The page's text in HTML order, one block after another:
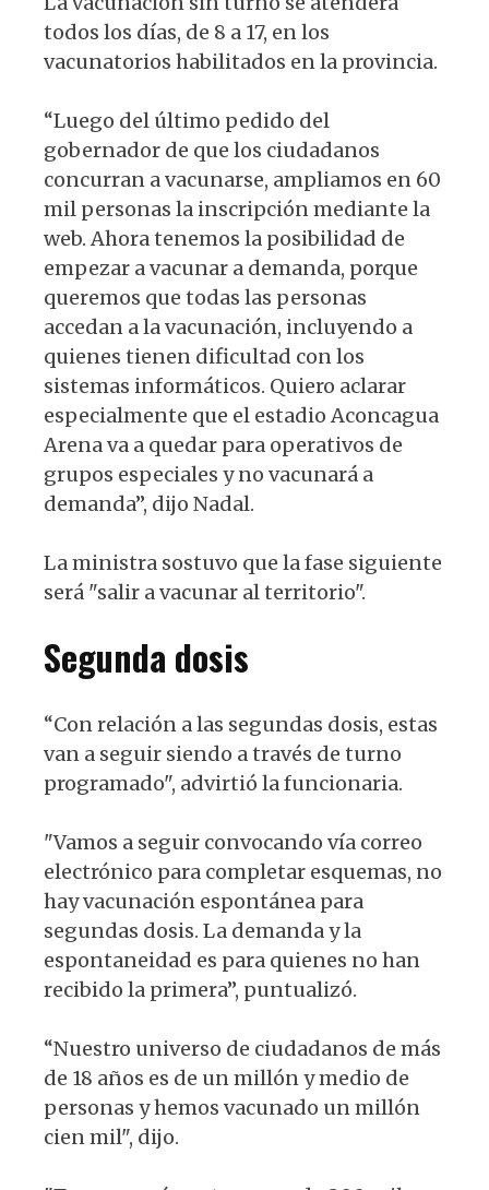
todos los días, de 8 a 17, en los
vacunatorios habilitados en la provincia.
“Luego del último pedido del
gobernador de que los ciudadanos
concurran a vacunarse, ampliamos en 60
mil personas la inscripción mediante la
web. Ahora tenemos la posibilidad de
empezar a vacunar a demanda, porque
queremos que todas las personas
accedan a la vacunación, incluyendo a
quienes tienen dificultad con los
sistemas informáticos. Quiero aclarar
especialmente que el estadio Aconcagua
Arena va a quedar para operativos de
grupos especiales y no vacunará a
demanda”, dijo Nadal.
La ministra sostuvo que la fase siguiente
será "salir a vacunar al territorio".
Segunda dosis
“Con relación a las segundas dosis, estas
van a seguir siendo a través de turno
programado", advirtió la funcionaria.
"Vamos a seguir convocando vía correo
electrónico para completar esquemas, no
hay vacunación espontánea para
segundas dosis. La demanda y la
espontaneidad es para quienes no han
recibido la primera”, puntualizó.
“Nuestro universo de ciudadanos de más
de 18 años es de un millón y medio de
personas y hemos vacunado un millón
cien mil", dijo.